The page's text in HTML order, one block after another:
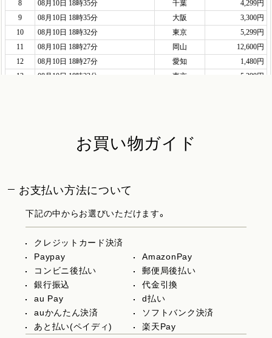
お買い物ガイド
お支払い方法について
下記の中からお選びいただけます。
クレジットカード決済
Paypay
AmazonPay
コンビニ後払い
郵便局後払い
銀行振込
代金引換
au Pay
d払い
auかんたん決済
ソフトバンク決済
あと払い(ペイディ)
楽天Pay